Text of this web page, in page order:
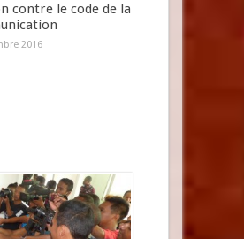
contre le code de la
2016